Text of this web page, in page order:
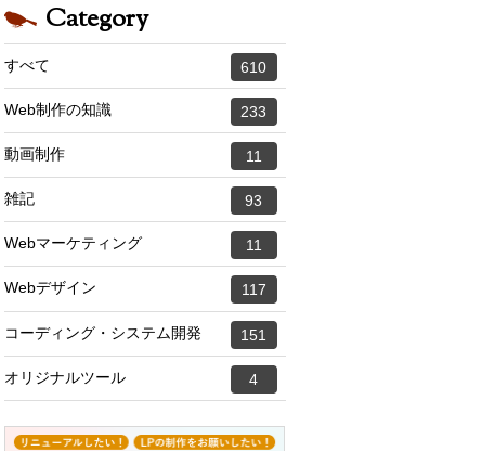
Category
すべて 610
Web制作の知識 233
動画制作 11
雑記 93
Webマーケティング 11
Webデザイン 117
コーディング・システム開発 151
オリジナルツール 4